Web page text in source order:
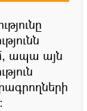
ապա այն